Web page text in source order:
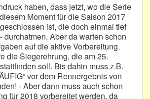
haben, dass jetzt, wo die Serie
Moment für die Saison 2017
ist, die doch einmal tief
durchatmen. Aber da warten schon
auf die aktive Vorbereitung.
die Siegerehrung, die am 25.
soll. Bis dahin muss z.B.
vor dem Rennergebnis von
- Aber dann muss auch schon
für 2018 vorbereitet werden, da